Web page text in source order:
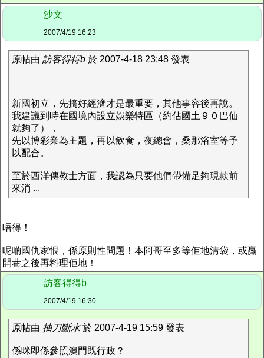
沙文
2007/4/19 16:23
原帖由 訪客得得b 於 2007-4-18 23:48 發表
新國初立，先搞好經濟才是最重要，其他事容後再說。
我建議到時在國境內設立娛樂特區（約佔國土９０巴仙
就夠了），
先以博彩業為主題，再以飲食，夜總會，桑那浴室等予
以配合。
至於西洋傳教士方面，我認為只要他們帶備足夠現款前
來消 ...
唔得！
呢啲國仇家恨，係原則性問題！本阿哥至多等佢地清袋，或羸
開巷之後再料理佢地！
訪客得得b
2007/4/19 16:30
原帖由 抽刀斷水於 2007-4-19 15:59 發表
係咪即係參照澳門既行政？